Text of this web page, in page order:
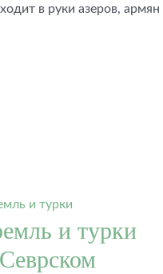
в руки азеров, армян
и турки